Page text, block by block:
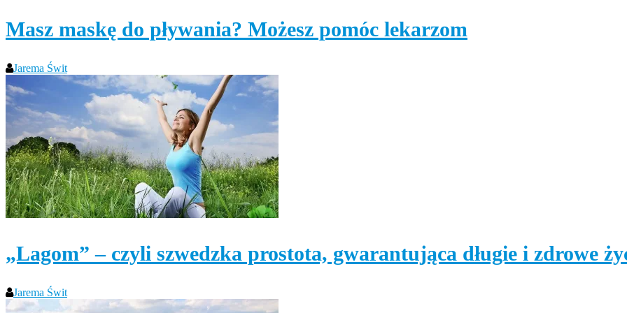
Masz maskę do pływania? Możesz pomóc lekarzom
Jarema Świt
„Lagom” – czyli szwedzka prostota, gwarantująca długie i zdrowe
Jarema Świt